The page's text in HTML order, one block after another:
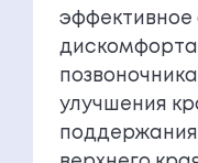
эффективное
улучшения
поддержания